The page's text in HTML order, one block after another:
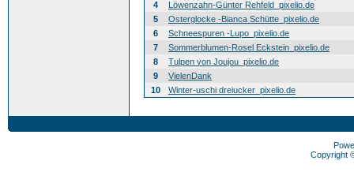
4
Löwenzahn-Günter Rehfeld_pixelio.de
5
Osterglocke -Bianca Schütte_pixelio.de
6
Schneespuren -Lupo_pixelio.de
7
Sommerblumen-Rosel Eckstein_pixelio.de
8
Tulpen von Joujou_pixelio.de
9
VielenDank
10
Winter-uschi dreiucker_pixelio.de
Copyright